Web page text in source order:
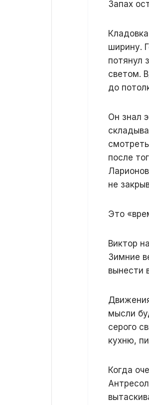
Запах
ширину.
потянул
светом.
до
Он знал
после
не
Это
Виктор
Зимние
вынести
мысли
серого
кухню,
Когда